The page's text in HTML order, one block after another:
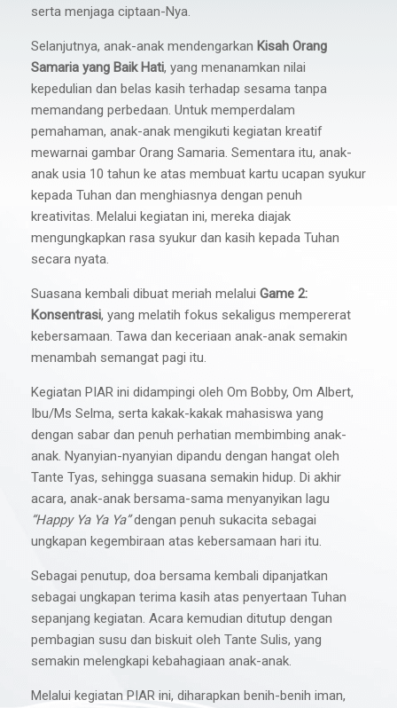
serta menjaga ciptaan-Nya.
Selanjutnya, anak-anak mendengarkan Kisah Orang
Samaria yang Baik Hati, yang menanamkan nilai
kepedulian dan belas kasih terhadap sesama tanpa
memandang perbedaan. Untuk memperdalam
pemahaman, anak-anak mengikuti kegiatan kreatif
mewarnai gambar Orang Samaria. Sementara itu, anak-
anak usia 10 tahun ke atas membuat kartu ucapan syukur
kepada Tuhan dan menghiasnya dengan penuh
kreativitas. Melalui kegiatan ini, mereka diajak
mengungkapkan rasa syukur dan kasih kepada Tuhan
secara nyata.
Suasana kembali dibuat meriah melalui Game 2:
Konsentrasi, yang melatih fokus sekaligus mempererat
kebersamaan. Tawa dan keceriaan anak-anak semakin
menambah semangat pagi itu.
Kegiatan PIAR ini didampingi oleh Om Bobby, Om Albert,
Ibu/Ms Selma, serta kakak-kakak mahasiswa yang
dengan sabar dan penuh perhatian membimbing anak-
anak. Nyanyian-nyanyian dipandu dengan hangat oleh
Tante Tyas, sehingga suasana semakin hidup. Di akhir
acara, anak-anak bersama-sama menyanyikan lagu
“Happy Ya Ya Ya”dengan penuh sukacita sebagai
ungkapan kegembiraan atas kebersamaan hari itu.
Sebagai penutup, doa bersama kembali dipanjatkan
sebagai ungkapan terima kasih atas penyertaan Tuhan
sepanjang kegiatan. Acara kemudian ditutup dengan
pembagian susu dan biskuit oleh Tante Sulis, yang
semakin melengkapi kebahagiaan anak-anak.
Melalui kegiatan PIAR ini, diharapkan benih-benih iman,